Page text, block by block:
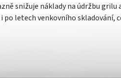
snižuje náklady na údržbu grilu
letech venkovního skladování,